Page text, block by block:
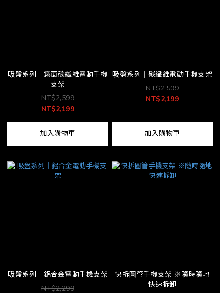
吸盤系列│霧面碳纖維電動手機
支架
NT$2,599
NT$2,199
加入購物車
吸盤系列│碳纖維電動手機支架
NT$2,599
NT$2,199
加入購物車
吸盤系列│鋁合金電動手機支架
NT$2,299
快拆圓管手機支架 ※隨時隨地
快速拆卸